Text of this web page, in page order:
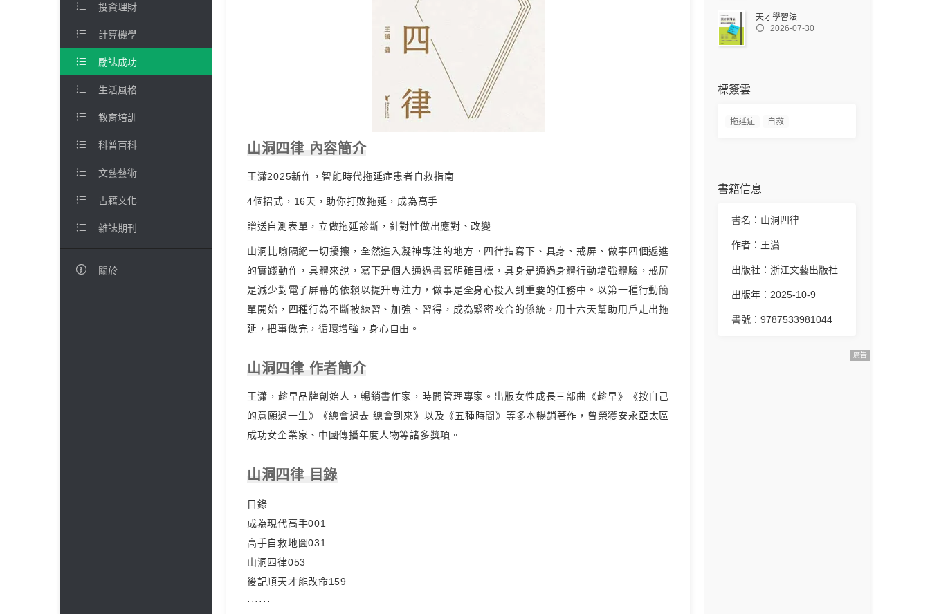
 投資理財
 計算機學
 勵誌成功
 生活風格
 教育培訓
 科普百科
 文藝藝術
 古籍文化
 雜誌期刊
 關於
山洞四律 內容簡介
王瀟2025新作，智能時代拖延症患者自救指南
4個招式，16天，助你打敗拖延，成為高手
贈送自測表單，立做拖延診斷，針對性做出應對、改變
山洞比喻隔絕一切擾攘，全然進入凝神專注的地方。四律指寫下、具身、戒屏、做事四個遞進
的實踐動作，具體來說，寫下是個人通過書寫明確目標，具身是通過身體行動增強體驗，戒屏
是減少對電子屏幕的依賴以提升專注力，做事是全身心投入到重要的任務中。以第一種行動簡
單開始，四種行為不斷被練習、加強、習得，成為緊密咬合的係統，用十六天幫助用戶走出拖
延，把事做完，循環增強，身心自由。
山洞四律 作者簡介
王瀟，趁早品牌創始人，暢銷書作家，時間管理專家。出版女性成長三部曲《趁早》《按自己
的意願過一生》《總會過去 總會到來》以及《五種時間》等多本暢銷著作，曾榮獲安永亞太區
成功女企業家、中國傳播年度人物等諸多獎項。
山洞四律 目錄
目錄
成為現代高手001
高手自救地圖031
山洞四律053
後記順天才能改命159
······
天才學習法
 2026-07-30
標簽雲
拖延症 自救
書籍信息
書名：山洞四律
作者：王瀟
出版社：浙江文藝出版社
出版年：2025-10-9
書號：9787533981044
廣告